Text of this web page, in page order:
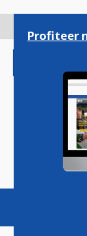
gaan
Magazine
Profiteer